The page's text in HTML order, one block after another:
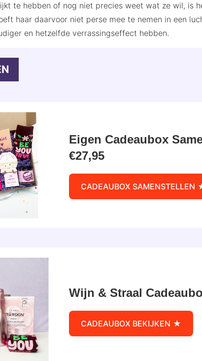
te hebben of nog niet precies weet wat ze wil, is
haar daarvoor niet perse mee te nemen in een
en hetzelfde verrassingseffect hebben.
Eigen Cadeaubox
€27,95
CADEAUBOX SAMENSTELLEN
Wijn & Straal
CADEAUBOX BEKIJKEN